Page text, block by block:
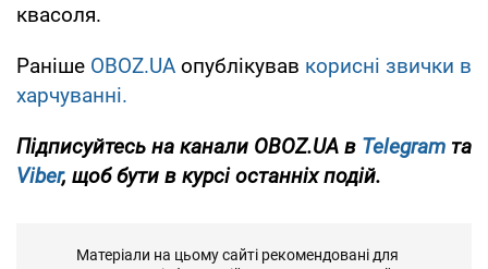
квасоля.
Раніше OBOZ.UA опублікував корисні звички в
харчуванні.
Підписуйтесь на канали OBOZ.UA в Telegram та
Viber, щоб бути в курсі останніх подій.
Матеріали на цьому сайті рекомендовані для